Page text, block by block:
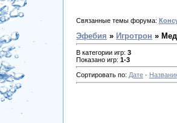
Связанные темы форума:
Эфебия » Игротрон »
В категории игр: 3
Показано игр: 1-3
Сортировать по: Дате ·